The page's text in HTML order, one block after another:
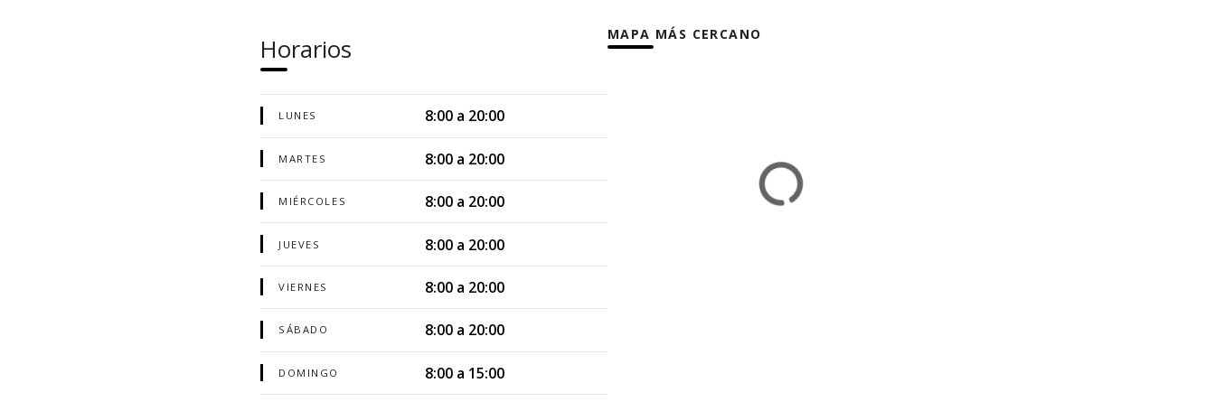
Horarios
LUNES 8:00 a 20:00
MARTES 8:00 a 20:00
MIÉRCOLES 8:00 a 20:00
JUEVES 8:00 a 20:00
VIERNES 8:00 a 20:00
SÁBADO 8:00 a 20:00
DOMINGO 8:00 a 15:00
MAPA MÁS CERCANO